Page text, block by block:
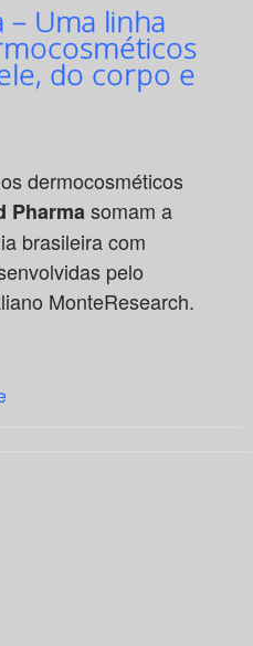
Uma linha
do corpo e
dermocosméticos
Pharmasomam a
brasileira com
pelo
MonteResearch.